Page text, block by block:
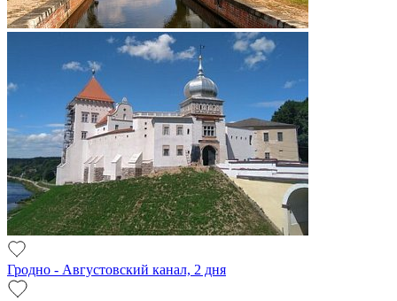
Гродно - Августовский канал, 2 дня